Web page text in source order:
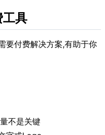
具
要付费解决方案,有助于你
不是关键